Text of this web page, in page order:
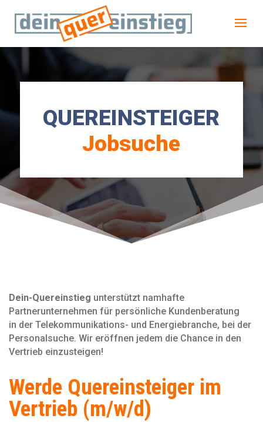
QUEREINSTEIGER
Jobsuche
Dein-Quereinstieg unterstützt namhafte
Partnerunternehmen für persönliche Kundenberatung
in der Telekommunikations- und Energiebranche, bei der
Personal­suche. Wir eröffnen jedem die Chance in den
Vertrieb einzusteigen!
Werde Quereinsteiger im
Vertrieb (m/w/d)